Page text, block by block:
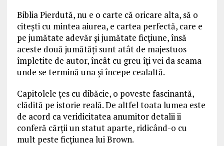
Biblia Pierdută, nu e o carte că oricare alta, să o
citeşti cu mintea aiurea, e cartea perfectă, care e
pe jumătate adevăr şi jumătate ficţiune, însă
aceste două jumătăţi sunt atât de majestuos
împletite de autor, încât cu greu îţi vei da seama
unde se termină una şi începe cealaltă.
Capitolele ţes cu dibăcie, o poveste fascinantă,
clădită pe istorie reală. De altfel toata lumea este
de acord ca veridicitatea anumitor detalii ii
conferă cărții un statut aparte, ridicând-o cu
mult peste ficțiunea lui Brown.